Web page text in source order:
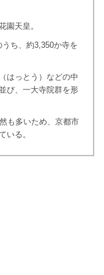
園天皇。
ち、約3,350か寺を
はっとう）などの中
び、一大寺院群を形
も多いため、京都市
いる。